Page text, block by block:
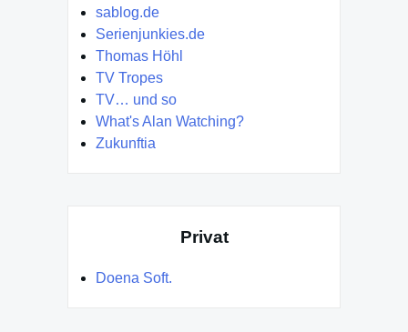
sablog.de
Serienjunkies.de
Thomas Höhl
TV Tropes
TV… und so
What's Alan Watching?
Zukunftia
Privat
Doena Soft.